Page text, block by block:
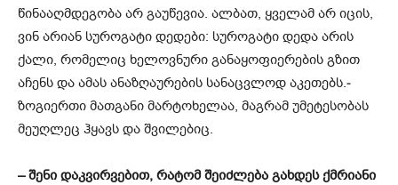
წინააღმდეგობა არ გაუწევია. ალბათ, ყველამ არ იცის,
ვინ არიან სუროგატი დედები: სუროგატი დედა არის
ქალი, რომელიც ხელოვნური განაყოფიერების გზით
აჩენს და ამას ანაზღაურების სანაცვლოდ აკეთებს.­
ზოგიერთი მათგანი მარტოხელაა,­ მაგრამ უმეტესობას
მეუღლეც ჰყავს და შვილებიც.
– შენი დაკვირვებით, რატომ შეიძლება­ გახდეს ქმრიანი